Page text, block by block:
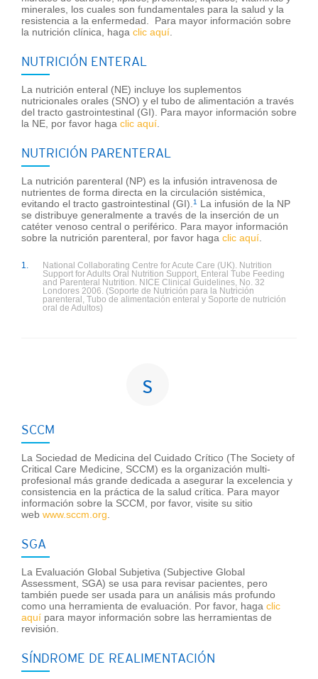
minerales, los cuales son fundamentales para la salud y la
resistencia a la enfermedad. Para mayor información sobre
la nutrición clínica, haga clic aquí
NUTRICIÓN ENTERAL
La nutrición enteral (NE) incluye los suplementos
nutricionales orales (SNO) y el tubo de alimentación a través
del tracto gastrointestinal (GI). Para mayor información sobre
la NE, por favor haga clic aquí
NUTRICIÓN PARENTERAL
La nutrición parenteral (NP) es la infusión intravenosa de
nutrientes de forma directa en la circulación sistémica,
evitando el tracto gastrointestinal (GI). 1
La infusión de la NP
se distribuye generalmente a través de la inserción de un
catéter venoso central o periférico. Para mayor información
sobre la nutrición parenteral, por favor haga clic aquí
1.
National Collaborating Centre for Acute Care (UK). Nutrition
Support for Adults Oral Nutrition Support, Enteral Tube Feeding
and Parenteral Nutrition. NICE Clinical Guidelines, No. 32
Londores 2006. (Soporte de Nutrición para la Nutrición
parenteral, Tubo de alimentación enteral y Soporte de nutrición
oral de Adultos)
s
SCCM
La Sociedad de Medicina del Cuidado Crítico (The Society of
Critical Care Medicine, SCCM) es la organización multi-
profesional más grande dedicada a asegurar la excelencia y
consistencia en la práctica de la salud crítica. Para mayor
información sobre la SCCM, por favor, visite su sitio
web www.sccm.org
SGA
La Evaluación Global Subjetiva (Subjective Global
Assessment, SGA) se usa para revisar pacientes, pero
también puede ser usada para un análisis más profundo
como una herramienta de evaluación. Por favor, haga clic
aquí para mayor información sobre las herramientas de
revisión.
SÍNDROME DE REALIMENTACIÓN